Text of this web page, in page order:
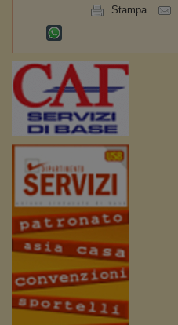
Stampa